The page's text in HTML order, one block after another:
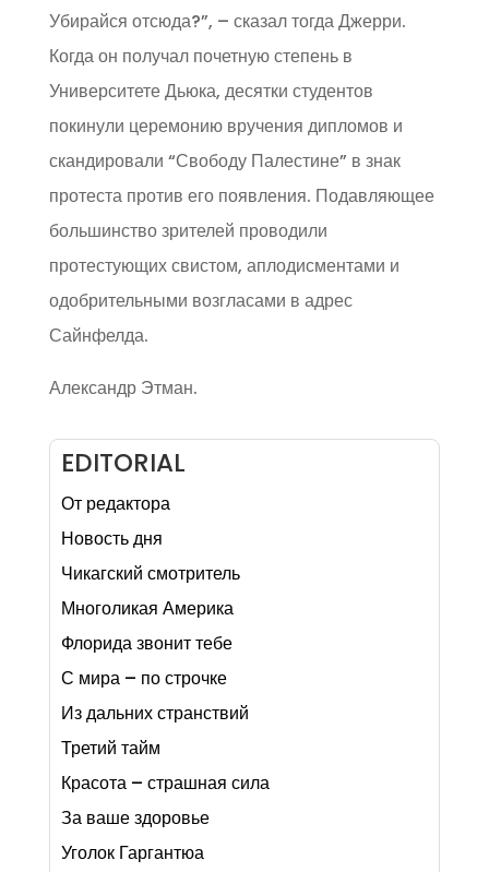
Убирайся отсюда?”, – сказал тогда Джерри.
Когда он получал почетную степень в
Университете Дьюка, десятки студентов
покинули церемонию вручения дипломов и
скандировали “Свободу Палестине” в знак
протеста против его появления. Подавляющее
большинство зрителей проводили
протестующих свистом, аплодисментами и
одобрительными возгласами в адрес
Сайнфелда.
Александр Этман.
EDITORIAL
От редактора
Новость дня
Чикагский смотритель
Многоликая Америка
Флорида звонит тебе
С мира – по строчке
Из дальних странствий
Третий тайм
Красота – страшная сила
За ваше здоровье
Уголок Гаргантюа